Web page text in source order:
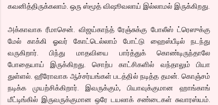
கவனித்திருக்கலாம். ஒரு ஸ்மூத் விஷூவலாய் இல்லாமல் இருக்கிறது.
அக்காவாக ரீமாசென். விஜய்காந்த் ரேஞ்சுக்கு போலீஸ் ட்ரெஸுக்கு
மேல் காக்கி ஓவர் கோட்டெல்லாம் போட்டு ஹைஸ்பீடில் நடந்து
வருகிறார். பிந்து மாதவியை பார்த்துக் கொண்டிருந்தாலே
போதையாய் இருக்கிறது. சொற்ப காட்சிகளில் வந்தாலும் பியா
துள்ளல். ஹீரோவாக ஆச்சர்யங்கள் படத்தில் நடித்த தமன். கொஞ்சம்
நடிக்க முயற்சிக்கிறார். இவருக்கும், பியாவுக்குமான ஹாங்காங்
மீட்டிங்கில் இருவருக்குமான ஒரே டயலாக் சண்டைகள் சுவாரஸ்யம்.